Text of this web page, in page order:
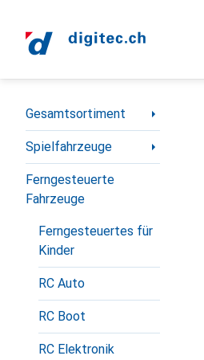
Navigation nach Kategorien
Gesamtsortiment
Spielfahrzeuge
Ferngesteuerte
Fahrzeuge
Ferngesteuertes für
Kinder
RC Auto
RC Boot
RC Elektronik